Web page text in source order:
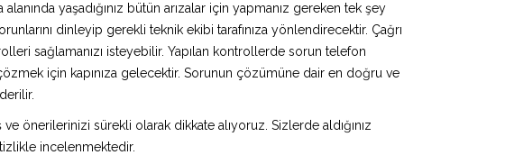
yaşadığınız bütün arızalar için yapmanız gereken tek şey
dinleyip gerekli teknik ekibi tarafınıza yönlendirecektir. Çağrı
sağlamanızı isteyebilir. Yapılan kontrollerde sorun telefon
için kapınıza gelecektir. Sorunun çözümüne dair en doğru ve
önerilerinizi sürekli olarak dikkate alıyoruz. Sizlerde aldığınız
incelenmektedir.